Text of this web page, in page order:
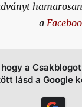
a
a
lásd a Google